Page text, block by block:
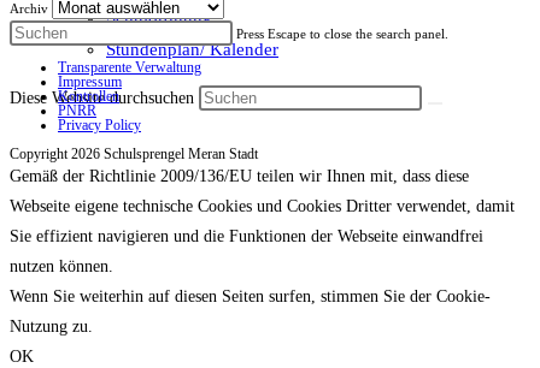
Schulordnung
Stundenplan/ Kalender
Diese Website durchsuchen
Archiv
Press Escape to close the search panel.
Transparente Verwaltung
Impressum
Kontrollen
PNRR
Privacy Policy
Copyright 2026 Schulsprengel Meran Stadt
Gemäß der Richtlinie 2009/136/EU teilen wir Ihnen mit, dass diese
Webseite eigene technische Cookies und Cookies Dritter verwendet, damit
Sie effizient navigieren und die Funktionen der Webseite einwandfrei
nutzen können.
Wenn Sie weiterhin auf diesen Seiten surfen, stimmen Sie der Cookie-
Nutzung zu.
OK